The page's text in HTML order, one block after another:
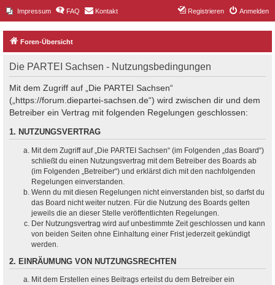
Impressum FAQ Kontakt Anmelden
Registrieren
Foren-Übersicht
Die PARTEI Sachsen - Nutzungsbedingungen
Mit dem Zugriff auf „Die PARTEI Sachsen“
(„https://forum.diepartei-sachsen.de“) wird zwischen dir und dem
Betreiber ein Vertrag mit folgenden Regelungen geschlossen:
1. NUTZUNGSVERTRAG
Mit dem Zugriff auf „Die PARTEI Sachsen“ (im Folgenden „das Board“)
schließt du einen Nutzungsvertrag mit dem Betreiber des Boards ab
(im Folgenden „Betreiber“) und erklärst dich mit den nachfolgenden
Regelungen einverstanden.
Wenn du mit diesen Regelungen nicht einverstanden bist, so darfst du
das Board nicht weiter nutzen. Für die Nutzung des Boards gelten
jeweils die an dieser Stelle veröffentlichten Regelungen.
Der Nutzungsvertrag wird auf unbestimmte Zeit geschlossen und kann
von beiden Seiten ohne Einhaltung einer Frist jederzeit gekündigt
werden.
2. EINRÄUMUNG VON NUTZUNGSRECHTEN
Mit dem Erstellen eines Beitrags erteilst du dem Betreiber ein